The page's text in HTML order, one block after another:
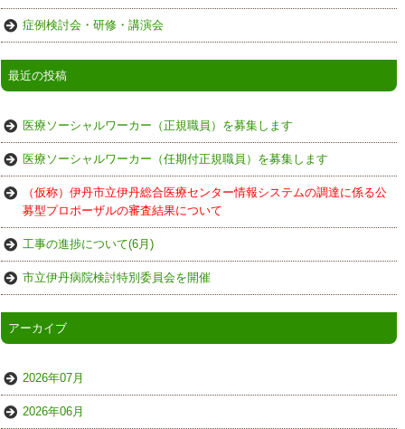
症例検討会・研修・講演会
最近の投稿
医療ソーシャルワーカー（正規職員）を募集します
医療ソーシャルワーカー（任期付正規職員）を募集します
（仮称）伊丹市立伊丹総合医療センター情報システムの調達に係る公
募型プロポーザルの審査結果について
工事の進捗について(6月)
市立伊丹病院検討特別委員会を開催
アーカイブ
2026年07月
2026年06月